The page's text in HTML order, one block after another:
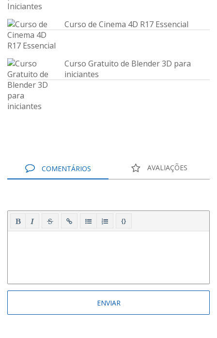
Curso de Cinema 4D R17 Essencial
Curso Gratuito de Blender 3D para
iniciantes
COMENTÁRIOS AVALIAÇÕES
{}